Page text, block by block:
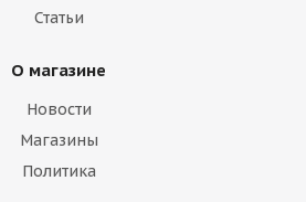
Статьи
О магазине
Новости
Магазины
Политика